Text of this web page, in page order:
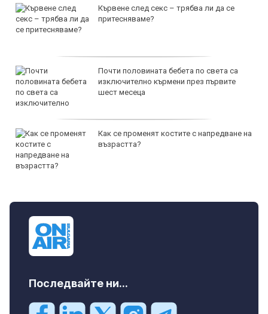
Кървене след секс – трябва ли да се
притесняваме?
Почти половината бебета по света са
изключително кърмени през първите
шест месеца
Как се променят костите с напредване на
възрастта?
Последвайте ни...